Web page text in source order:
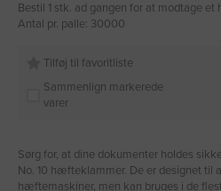
Bestil 1 stk. ad gangen for at modtage et
Antal pr. palle: 30000
Tilføj til favoritliste
Sammenlign markerede
varer
Sørg for, at dine dokumenter holdes
No. 10 hæfteklammer. De er designet til
hæftemaskiner, men kan bruges i de